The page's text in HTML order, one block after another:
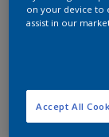
on your device to
assist in our
Accept All